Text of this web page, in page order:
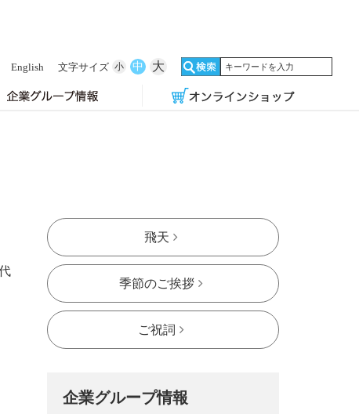
English 文字サイズ 小 中 大
飛天
季節のご挨拶
ご祝詞
企業グループ情報